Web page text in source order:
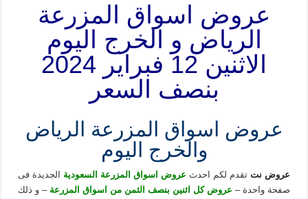
عروض اسواق المزرعة
الرياض و الخرج اليوم
الاثنين 12 فبراير 2024
بنصف السعر
عروض اسواق المزرعة الرياض
والخرج اليوم
عروض نتتقدم لكم احدث عروض اسواق المزرعة السعودية
الجديدة فى
صفحة واحدة – عروض كل اثنين بنصف الثمن من اسواق المزرعة– و ذلك